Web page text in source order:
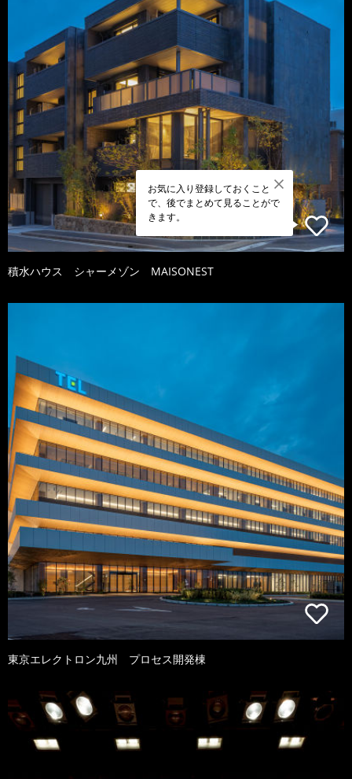
お気に入り登録しておくこと
で、後でまとめて見ることがで
きます。
積水ハウス シャーメゾン MAISONEST
東京エレクトロン九州 プロセス開発棟